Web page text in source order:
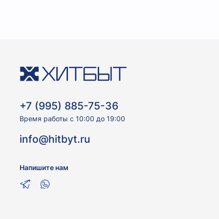
+7 (995) 885-75-36
Время работы с 10:00 до 19:00
info@hitbyt.ru
Напишите нам